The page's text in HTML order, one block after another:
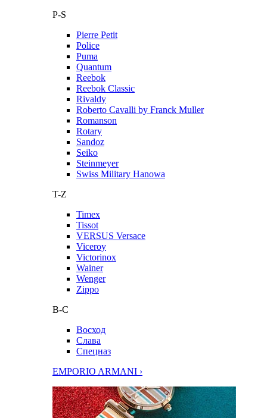
P-S
Pierre Petit
Police
Puma
Quantum
Reebok
Reebok Classic
Rivaldy
Roberto Cavalli by Franck Muller
Romanson
Rotary
Sandoz
Seiko
Steinmeyer
Swiss Military Hanowa
T-Z
Timex
Tissot
VERSUS Versace
Viceroy
Victorinox
Wainer
Wenger
Zippo
В-С
Восход
Слава
Спецназ
EMPORIO ARMANI ›